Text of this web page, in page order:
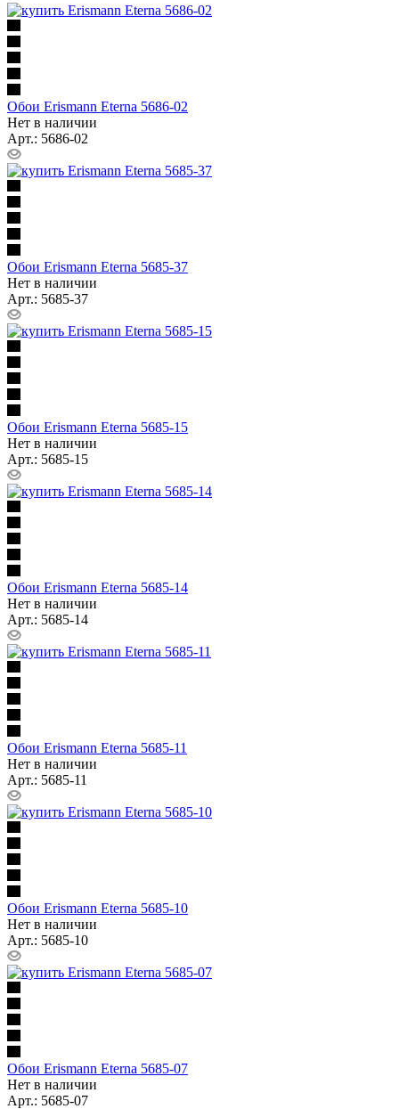
Обои Erismann Eterna 5686-02
Нет в наличии
Арт.: 5686-02
Обои Erismann Eterna 5685-37
Нет в наличии
Арт.: 5685-37
Обои Erismann Eterna 5685-15
Нет в наличии
Арт.: 5685-15
Обои Erismann Eterna 5685-14
Нет в наличии
Арт.: 5685-14
Обои Erismann Eterna 5685-11
Нет в наличии
Арт.: 5685-11
Обои Erismann Eterna 5685-10
Нет в наличии
Арт.: 5685-10
Обои Erismann Eterna 5685-07
Нет в наличии
Арт.: 5685-07